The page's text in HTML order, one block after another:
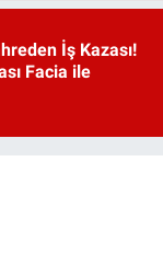
İş Kazası!
Facia ile